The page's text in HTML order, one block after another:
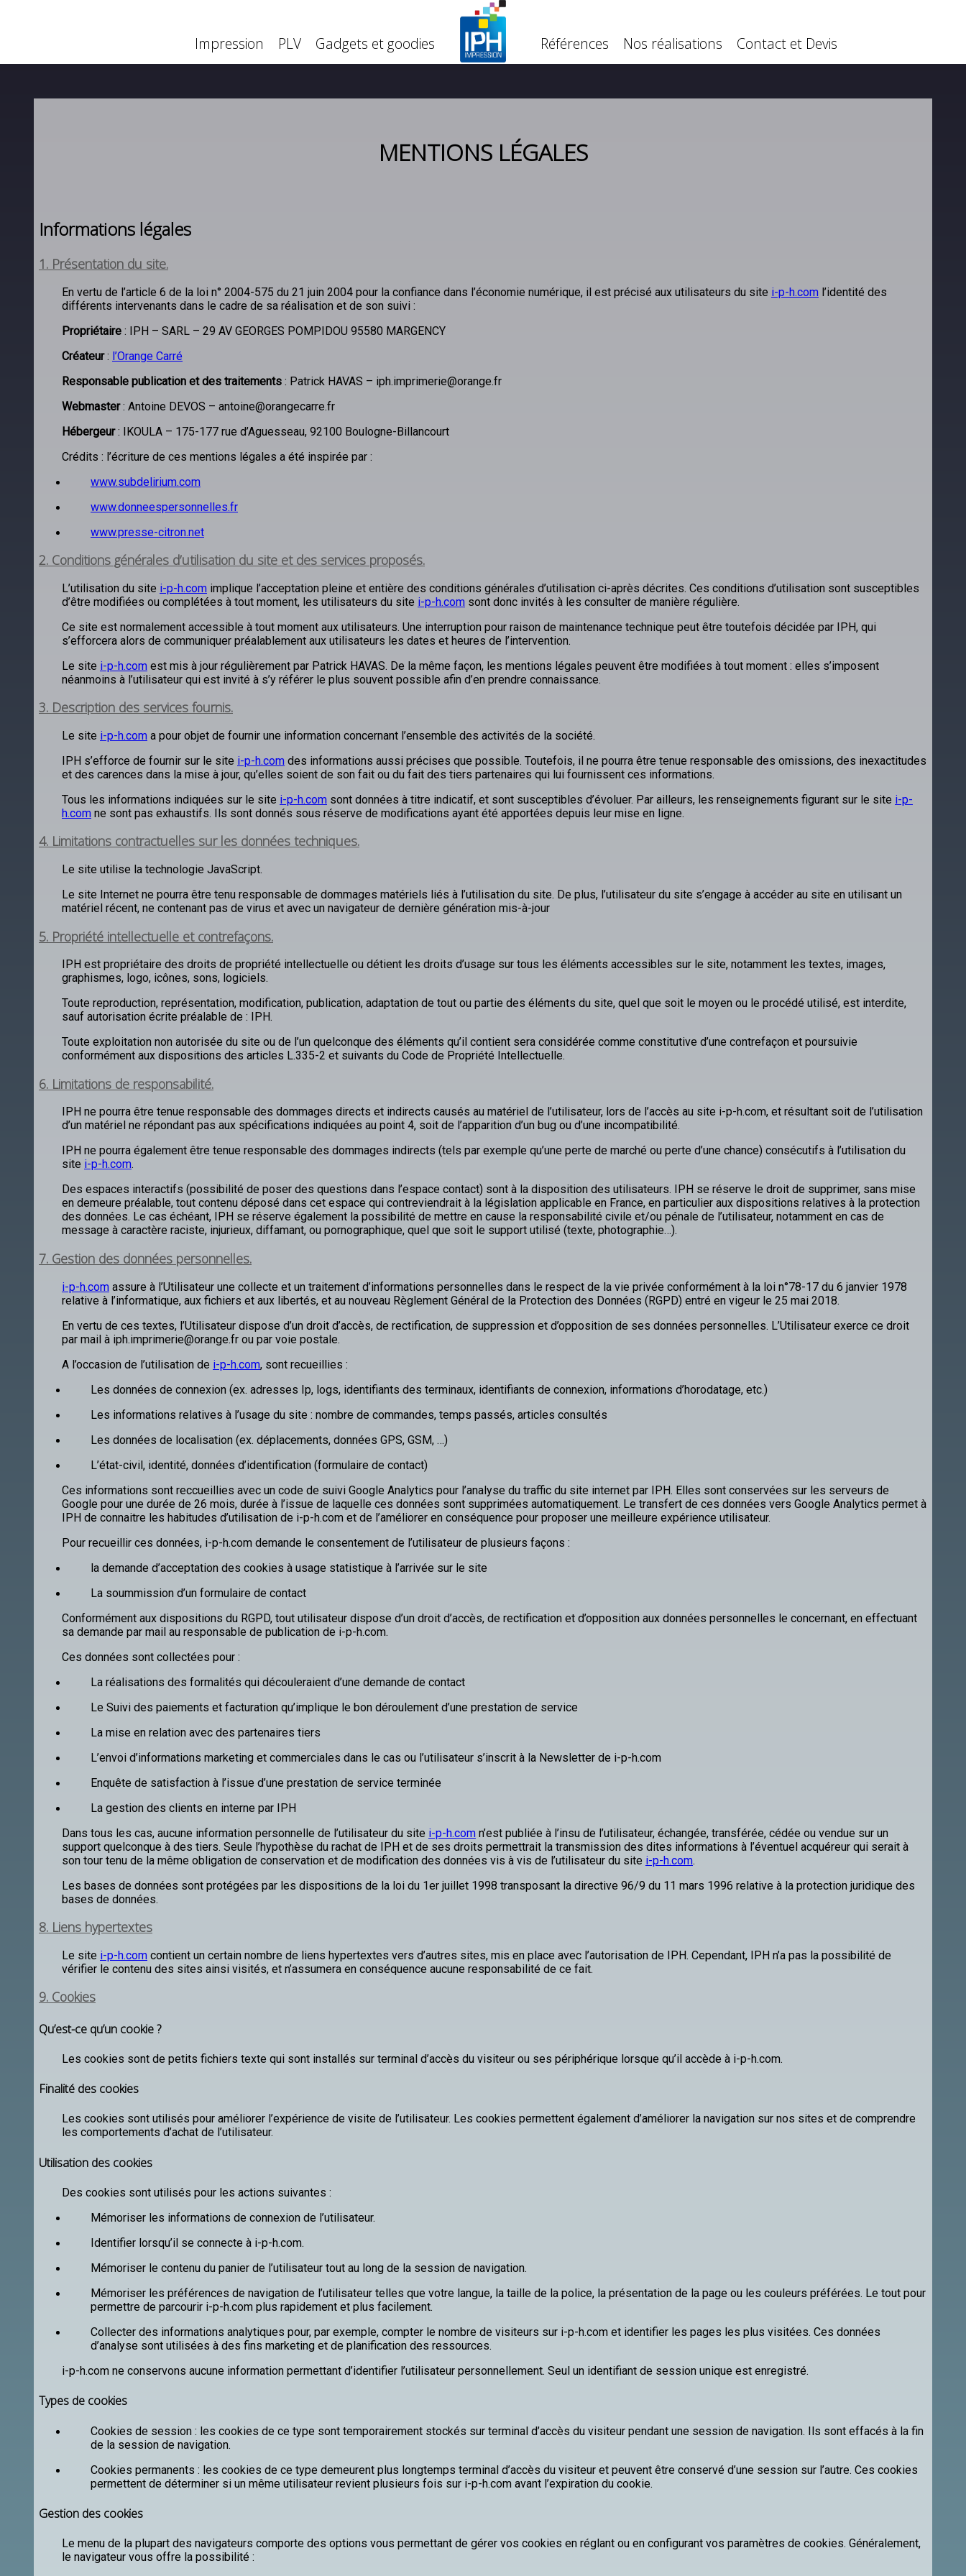
Impression
PLV Gadgets et goodies Références Nos réalisations Contact et Devis
MENTIONS LÉGALES
Informations légales
1. Présentation du site.
En vertu de l’article 6 de la loi n° 2004-575 du 21 juin 2004 pour la confiance dans l’économie numérique, il est précisé aux utilisateurs du site i-p-h.com l’identité des
différents intervenants dans le cadre de sa réalisation et de son suivi :
Propriétaire : IPH – SARL – 29 AV GEORGES POMPIDOU 95580 MARGENCY
Créateur: l’Orange Carré
Responsable publication et des traitements : Patrick HAVAS – iph.imprimerie@orange.fr
Webmaster: Antoine DEVOS – antoine@orangecarre.fr
Hébergeur: IKOULA – 175-177 rue d’Aguesseau, 92100 Boulogne-Billancourt
Crédits : l’écriture de ces mentions légales a été inspirée par :
www.subdelirium.com
www.donneespersonnelles.fr
www.presse-citron.net
2. Conditions générales d’utilisation du site et des services proposés.
L’utilisation du site i-p-h.com implique l’acceptation pleine et entière des conditions générales d’utilisation ci-après décrites. Ces conditions d’utilisation sont susceptibles
d’être modifiées ou complétées à tout moment, les utilisateurs du site i-p-h.com sont donc invités à les consulter de manière régulière.
Ce site est normalement accessible à tout moment aux utilisateurs. Une interruption pour raison de maintenance technique peut être toutefois décidée par IPH, qui
s’efforcera alors de communiquer préalablement aux utilisateurs les dates et heures de l’intervention.
Le site i-p-h.com est mis à jour régulièrement par Patrick HAVAS. De la même façon, les mentions légales peuvent être modifiées à tout moment : elles s’imposent
néanmoins à l’utilisateur qui est invité à s’y référer le plus souvent possible afin d’en prendre connaissance.
3. Description des services fournis.
Le site i-p-h.com a pour objet de fournir une information concernant l’ensemble des activités de la société.
IPH s’efforce de fournir sur le site i-p-h.com des informations aussi précises que possible. Toutefois, il ne pourra être tenue responsable des omissions, des inexactitudes
et des carences dans la mise à jour, qu’elles soient de son fait ou du fait des tiers partenaires qui lui fournissent ces informations.
Tous les informations indiquées sur le site i-p-h.com sont données à titre indicatif, et sont susceptibles d’évoluer. Par ailleurs, les renseignements figurant sur le site i-p-
h.com ne sont pas exhaustifs. Ils sont donnés sous réserve de modifications ayant été apportées depuis leur mise en ligne.
4. Limitations contractuelles sur les données techniques.
Le site utilise la technologie JavaScript.
Le site Internet ne pourra être tenu responsable de dommages matériels liés à l’utilisation du site. De plus, l’utilisateur du site s’engage à accéder au site en utilisant un
matériel récent, ne contenant pas de virus et avec un navigateur de dernière génération mis-à-jour
5. Propriété intellectuelle et contrefaçons.
IPH est propriétaire des droits de propriété intellectuelle ou détient les droits d’usage sur tous les éléments accessibles sur le site, notamment les textes, images,
graphismes, logo, icônes, sons, logiciels.
Toute reproduction, représentation, modification, publication, adaptation de tout ou partie des éléments du site, quel que soit le moyen ou le procédé utilisé, est interdite,
sauf autorisation écrite préalable de : IPH.
Toute exploitation non autorisée du site ou de l’un quelconque des éléments qu’il contient sera considérée comme constitutive d’une contrefaçon et poursuivie
conformément aux dispositions des articles L.335-2 et suivants du Code de Propriété Intellectuelle.
6. Limitations de responsabilité.
IPH ne pourra être tenue responsable des dommages directs et indirects causés au matériel de l’utilisateur, lors de l’accès au site i-p-h.com, et résultant soit de l’utilisation
d’un matériel ne répondant pas aux spécifications indiquées au point 4, soit de l’apparition d’un bug ou d’une incompatibilité.
IPH ne pourra également être tenue responsable des dommages indirects (tels par exemple qu’une perte de marché ou perte d’une chance) consécutifs à l’utilisation du
site i-p-h.com.
Des espaces interactifs (possibilité de poser des questions dans l’espace contact) sont à la disposition des utilisateurs. IPH se réserve le droit de supprimer, sans mise
en demeure préalable, tout contenu déposé dans cet espace qui contreviendrait à la législation applicable en France, en particulier aux dispositions relatives à la protection
des données. Le cas échéant, IPH se réserve également la possibilité de mettre en cause la responsabilité civile et/ou pénale de l’utilisateur, notamment en cas de
message à caractère raciste, injurieux, diffamant, ou pornographique, quel que soit le support utilisé (texte, photographie…).
7. Gestion des données personnelles.
i-p-h.com assure à l’Utilisateur une collecte et un traitement d’informations personnelles dans le respect de la vie privée conformément à la loi n°78-17 du 6 janvier 1978
relative à l’informatique, aux fichiers et aux libertés, et au nouveau Règlement Général de la Protection des Données (RGPD) entré en vigeur le 25 mai 2018.
En vertu de ces textes, l’Utilisateur dispose d’un droit d’accès, de rectification, de suppression et d’opposition de ses données personnelles. L’Utilisateur exerce ce droit
par mail à iph.imprimerie@orange.fr ou par voie postale.
A l’occasion de l’utilisation de i-p-h.com, sont recueillies :
Les données de connexion (ex. adresses Ip, logs, identifiants des terminaux, identifiants de connexion, informations d’horodatage, etc.)
Les informations relatives à l’usage du site : nombre de commandes, temps passés, articles consultés
Les données de localisation (ex. déplacements, données GPS, GSM, …)
L’état-civil, identité, données d’identification (formulaire de contact)
Ces informations sont reccueillies avec un code de suivi Google Analytics pour l’analyse du traffic du site internet par IPH. Elles sont conservées sur les serveurs de
Google pour une durée de 26 mois, durée à l’issue de laquelle ces données sont supprimées automatiquement. Le transfert de ces données vers Google Analytics permet à
IPH de connaitre les habitudes d’utilisation de i-p-h.com et de l’améliorer en conséquence pour proposer une meilleure expérience utilisateur.
Pour recueillir ces données, i-p-h.com demande le consentement de l’utilisateur de plusieurs façons :
la demande d’acceptation des cookies à usage statistique à l’arrivée sur le site
La soummission d’un formulaire de contact
Conformément aux dispositions du RGPD, tout utilisateur dispose d’un droit d’accès, de rectification et d’opposition aux données personnelles le concernant, en effectuant
sa demande par mail au responsable de publication de i-p-h.com.
Ces données sont collectées pour :
La réalisations des formalités qui découleraient d’une demande de contact
Le Suivi des paiements et facturation qu’implique le bon déroulement d’une prestation de service
La mise en relation avec des partenaires tiers
L’envoi d’informations marketing et commerciales dans le cas ou l’utilisateur s’inscrit à la Newsletter de i-p-h.com
Enquête de satisfaction à l’issue d’une prestation de service terminée
La gestion des clients en interne par IPH
Dans tous les cas, aucune information personnelle de l’utilisateur du site i-p-h.com n’est publiée à l’insu de l’utilisateur, échangée, transférée, cédée ou vendue sur un
support quelconque à des tiers. Seule l’hypothèse du rachat de IPH et de ses droits permettrait la transmission des dites informations à l’éventuel acquéreur qui serait à
son tour tenu de la même obligation de conservation et de modification des données vis à vis de l’utilisateur du site i-p-h.com.
Les bases de données sont protégées par les dispositions de la loi du 1er juillet 1998 transposant la directive 96/9 du 11 mars 1996 relative à la protection juridique des
bases de données.
8. Liens hypertextes
Le site i-p-h.com contient un certain nombre de liens hypertextes vers d’autres sites, mis en place avec l’autorisation de IPH. Cependant, IPH n’a pas la possibilité de
vérifier le contenu des sites ainsi visités, et n’assumera en conséquence aucune responsabilité de ce fait.
9. Cookies
Qu’est-ce qu’un cookie ?
Les cookies sont de petits fichiers texte qui sont installés sur terminal d’accès du visiteur ou ses périphérique lorsque qu’il accède à i-p-h.com.
Finalité des cookies
Les cookies sont utilisés pour améliorer l’expérience de visite de l’utilisateur. Les cookies permettent également d’améliorer la navigation sur nos sites et de comprendre
les comportements d’achat de l’utilisateur.
Utilisation des cookies
Des cookies sont utilisés pour les actions suivantes :
Mémoriser les informations de connexion de l’utilisateur.
Identifier lorsqu’il se connecte à i-p-h.com.
Mémoriser le contenu du panier de l’utilisateur tout au long de la session de navigation.
Mémoriser les préférences de navigation de l’utilisateur telles que votre langue, la taille de la police, la présentation de la page ou les couleurs préférées. Le tout pour
permettre de parcourir i-p-h.com plus rapidement et plus facilement.
Collecter des informations analytiques pour, par exemple, compter le nombre de visiteurs sur i-p-h.com et identifier les pages les plus visitées. Ces données
d’analyse sont utilisées à des fins marketing et de planification des ressources.
i-p-h.com ne conservons aucune information permettant d’identifier l’utilisateur personnellement. Seul un identifiant de session unique est enregistré.
Types de cookies
Cookies de session : les cookies de ce type sont temporairement stockés sur terminal d’accès du visiteur pendant une session de navigation. Ils sont effacés à la fin
de la session de navigation.
Cookies permanents : les cookies de ce type demeurent plus longtemps terminal d’accès du visiteur et peuvent être conservé d’une session sur l’autre. Ces cookies
permettent de déterminer si un même utilisateur revient plusieurs fois sur i-p-h.com avant l’expiration du cookie.
Gestion des cookies
Le menu de la plupart des navigateurs comporte des options vous permettant de gérer vos cookies en réglant ou en configurant vos paramètres de cookies. Généralement,
le navigateur vous offre la possibilité :